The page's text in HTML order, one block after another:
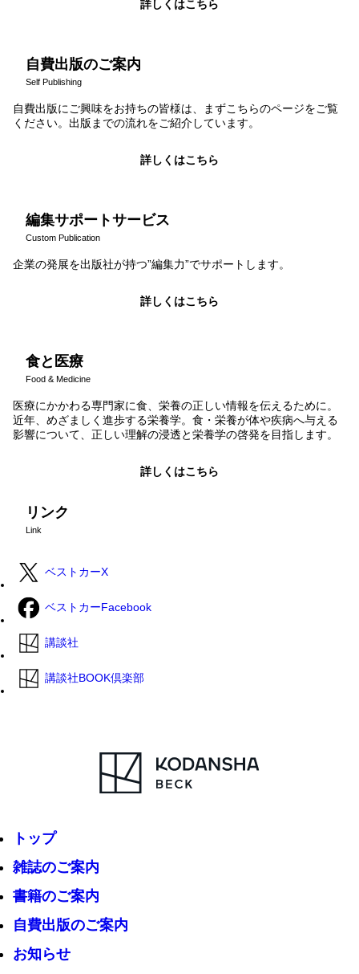
詳しくはこちら
自費出版のご案内
Self Publishing
自費出版にご興味をお持ちの皆様は、まずこちらのページをご覧
ください。出版までの流れをご紹介しています。
詳しくはこちら
編集サポートサービス
Custom Publication
企業の発展を出版社が持つ”編集力”でサポートします。
詳しくはこちら
食と医療
Food & Medicine
医療にかかわる専門家に食、栄養の正しい情報を伝えるために。
近年、めざましく進歩する栄養学。食・栄養が体や疾病へ与える
影響について、正しい理解の浸透と栄養学の啓発を目指します。
詳しくはこちら
リンク
Link
ベストカーX
ベストカーFacebook
講談社
講談社BOOK倶楽部
トップ
雑誌のご案内
書籍のご案内
自費出版のご案内
お知らせ